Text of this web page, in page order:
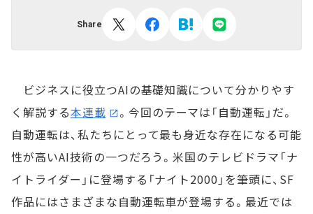
Share
ビジネスに役立つAIの基礎知識について分かりやす
く解説する本連載
。今回のテーマは「自動運転」だ。
自動運転は、私たちにとって最も身近な存在になる可能
性が高いAI技術の一つだろう。米国のテレビドラマ「ナ
イトライダー」に登場する「ナイト2000」を筆頭に、SF
作品にはさまざまな自動運転車が登場する。最近では